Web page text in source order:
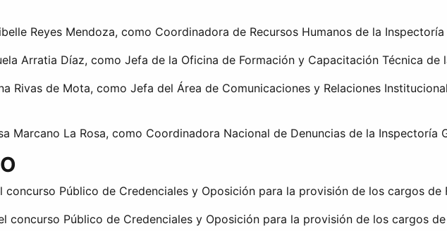
Reyes Mendoza, como Coordinadora de Recursos Humanos de la
Arratia Díaz, como Jefa de la Oficina de Formación y Capacitación Técnica de
Rivas de Mota, como Jefa del Área de Comunicaciones y Relaciones
Marcano La Rosa, como Coordinadora Nacional de Denuncias de la Inspectoría
concurso Público de Credenciales y Oposición para la provisión de los cargos de
concurso Público de Credenciales y Oposición para la provisión de los cargos